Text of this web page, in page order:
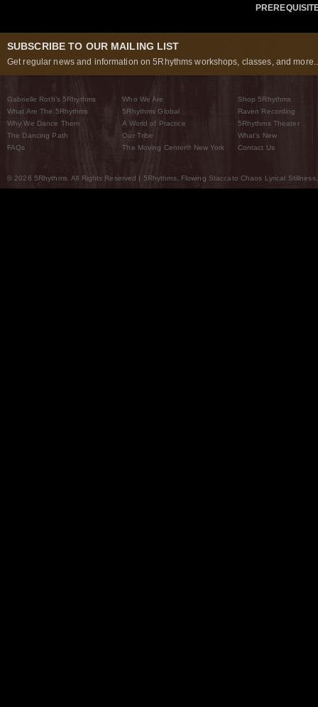
SUBSCRIBE TO OUR MAILING LIST
Get regular news and information on 5Rhythms workshops, classes, and
Gabrielle Roth’s 5Rhythms
What Are The 5Rhythms
Why We Dance Them
The Dancing Path
FAQs
Who We Are
5Rhythms Global
A World of Practice
Our Tribe
The Moving Center® New York
Shop 5Rhythms
Raven Recording
5Rhythms Theater
What’s New
Contact Us
© 2026 5Rhythms. All Rights Reserved | 5Rhythms, Flowing Staccato Chaos Lyrical